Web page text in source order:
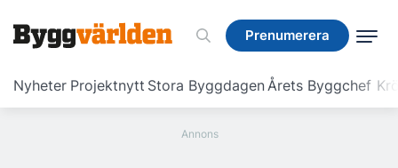
Prenumerera
Nyheter Projektnytt Stora ByggdagenÅrets Byggchef
Prenumerera